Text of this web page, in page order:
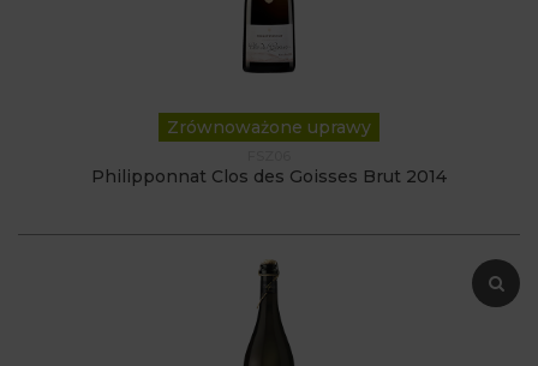
Zrównoważone uprawy
Philipponnat Clos des Goisses Brut 2014